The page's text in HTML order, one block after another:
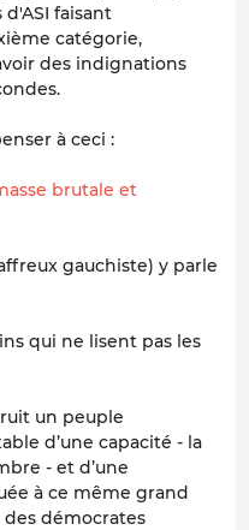
faisant
catégorie,
des indignations
à ceci :
brutale et
gauchiste) y parle
qui ne lisent pas les
un peuple
d’une capacité - la
- et d’une
à ce même grand
des démocrates